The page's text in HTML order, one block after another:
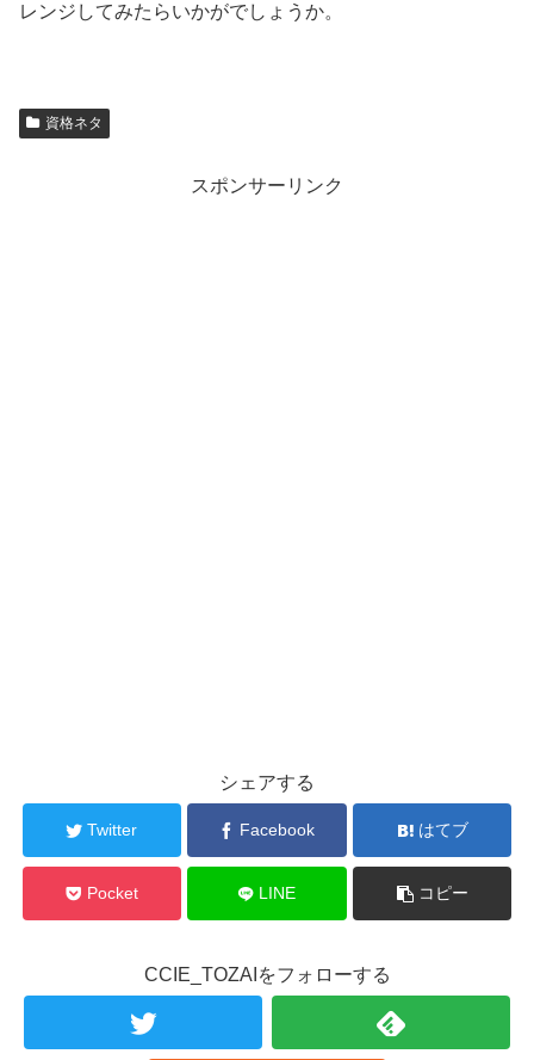
レンジしてみたらいかがでしょうか。
資格ネタ
スポンサーリンク
シェアする
Twitter Facebook はてブ
Pocket LINE コピー
CCIE_TOZAIをフォローする